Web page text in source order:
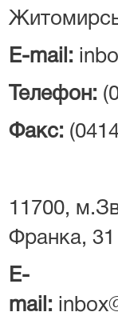
E-mail:
Телефон:
Факс:
11700,
Франка, 31
E-
mail: